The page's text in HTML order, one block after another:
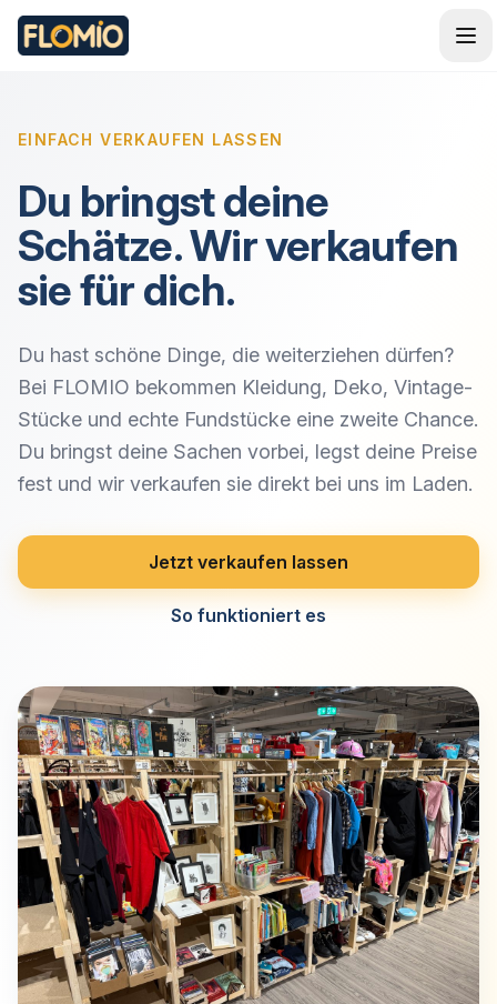
EINFACH VERKAUFEN LASSEN
Du bringst deine
Schätze. Wir verkaufen
sie für dich.
Du hast schöne Dinge, die weiterziehen dürfen?
Bei FLOMIO bekommen Kleidung, Deko, Vintage-
Stücke und echte Fundstücke eine zweite Chance.
Du bringst deine Sachen vorbei, legst deine Preise
fest und wir verkaufen sie direkt bei uns im Laden.
Jetzt verkaufen lassen
So funktioniert es